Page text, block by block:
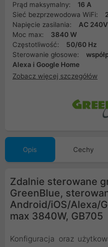
Prąd maksymalny:
16 A
Sieć bezprzewodowa WiFi:
Napięcie zasilania:
AC 240V
Moc max:
3840 W
Częstotliwość:
50/60 Hz
Sterowanie głosowe:
Alexa i Google Home
Zobacz więcej szczegółów
Opis Cechy
Zdalnie sterowane
GreenBlue,
Android/iOS/Alexa/
max 3840W, GB705
Konfiguracja oraz